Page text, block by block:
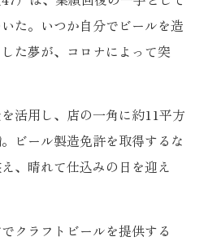
た。いつか自分でビールを造
た夢が、コロナによって突
活用し、店の一角に約11平方
ビール製造免許を取得するな
、晴れて仕込みの日を迎え
クラフトビールを提供する